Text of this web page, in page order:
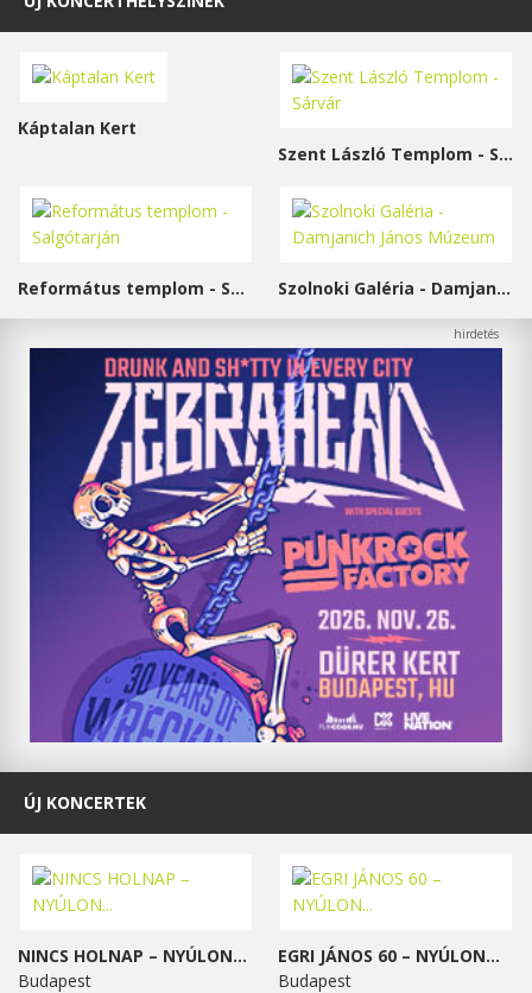
Káptalan Kert
Szent László Templom - Sárvár
Református templom - Salgótarján Szolnoki Galéria - Damjanich János Múzeum
ÚJ KONCERTEK
NINCS HOLNAP – NYÚLON...
Budapest
EGRI JÁNOS 60 – NYÚLON...
Budapest